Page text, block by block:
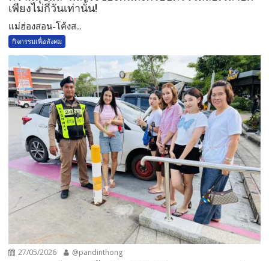
เพียงไม่กี่วันเท่านั้น!
แม่ฮ่องสอน-โค้งส...
กิจกรรมเพื่อสังคม
27/05/2026 @pandinthong